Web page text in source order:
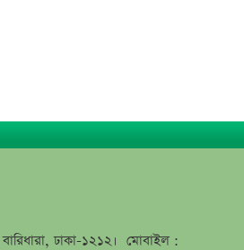
উত্থানের নেতৃত্বে মিউচুয়াল
প্রশ্নঢাকা-১২১২। মোবাইল :